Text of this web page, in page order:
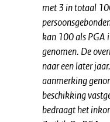
met 3 in totaal
kan 100 als PGA
genomen. De
naar een later
aanmerking
beschikking
bedraagt het